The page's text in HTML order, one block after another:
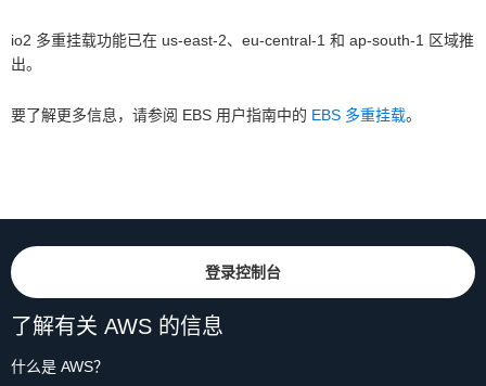
io2 多重挂载功能已在 us-east-2、eu-central-1 和 ap-south-1 区域推
出。
要了解更多信息，请参阅 EBS 用户指南中的 EBS 多重挂载。
登录控制台
了解有关 AWS 的信息
什么是 AWS？